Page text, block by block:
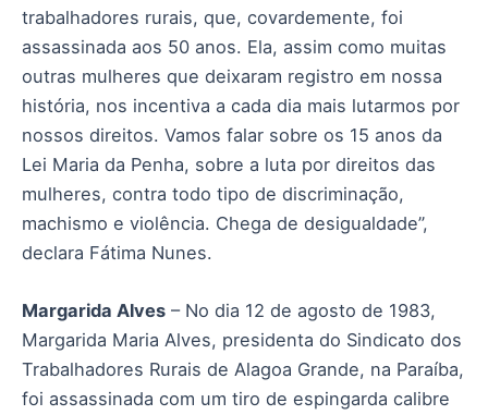
trabalhadores rurais, que, covardemente, foi
assassinada aos 50 anos. Ela, assim como muitas
outras mulheres que deixaram registro em nossa
história, nos incentiva a cada dia mais lutarmos por
nossos direitos. Vamos falar sobre os 15 anos da
Lei Maria da Penha, sobre a luta por direitos das
mulheres, contra todo tipo de discriminação,
machismo e violência. Chega de desigualdade”,
declara Fátima Nunes.
Margarida Alves – No dia 12 de agosto de 1983,
Margarida Maria Alves, presidenta do Sindicato dos
Trabalhadores Rurais de Alagoa Grande, na Paraíba,
foi assassinada com um tiro de espingarda calibre